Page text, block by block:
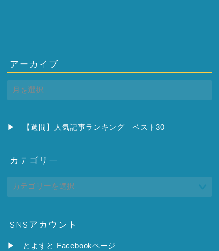
アーカイブ
ー
ブ
▶ 【週間】人気記事ランキング ベスト30
カテゴリー
SNSアカウント
▶
とよすと Facebookページ